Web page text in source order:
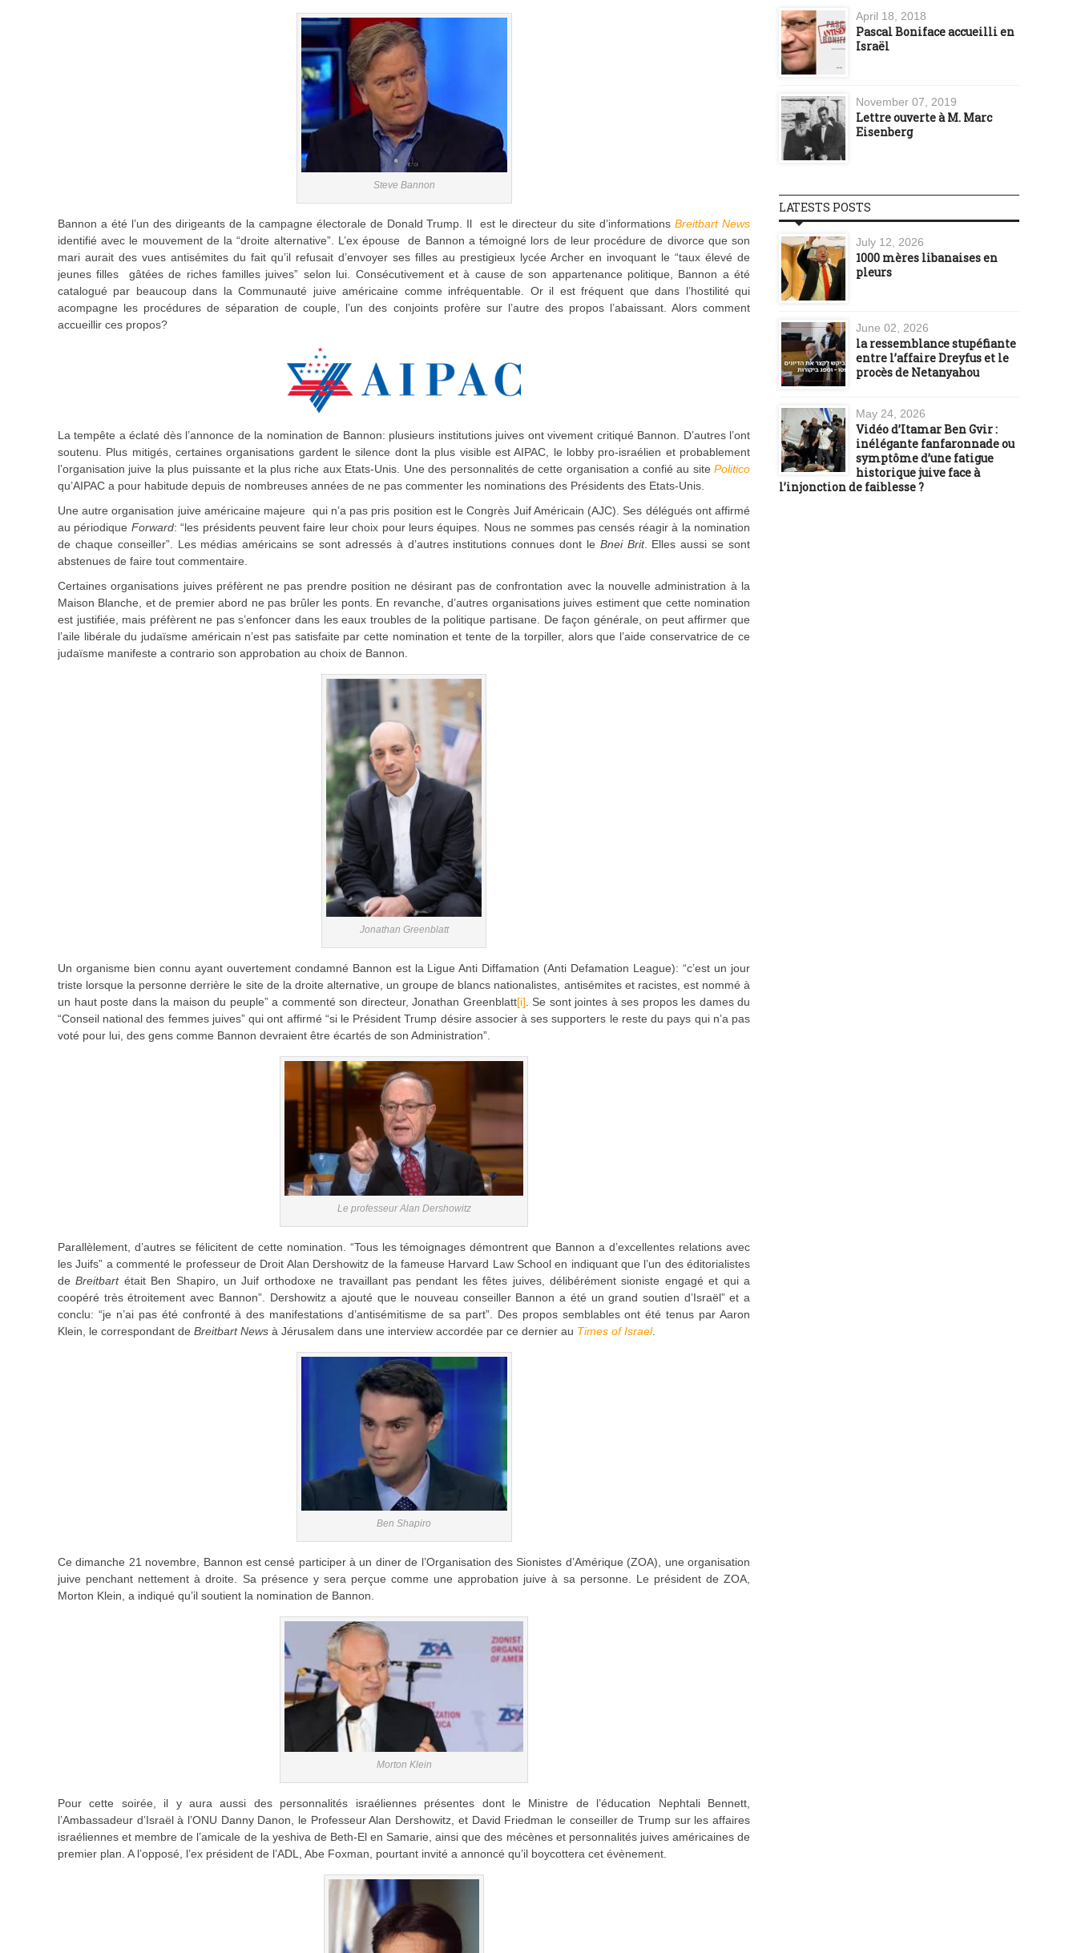
Steve Bannon
Bannon a été l’un des dirigeants de la campagne électorale de Donald Trump. Il est le directeur du site d’informationsBreitbart News
identifié avec le mouvement de la “droite alternative”. L’ex épouse de Bannon a témoigné lors de leur procédure de divorce que son
mari aurait des vues antisémites du fait qu’il refusait d’envoyer ses filles au prestigieux lycée Archer en invoquant le “taux élevé de
jeunes filles gâtées de riches familles juives” selon lui. Consécutivement et à cause de son appartenance politique, Bannon a été
catalogué par beaucoup dans la Communauté juive américaine comme infréquentable. Or il est fréquent que dans l’hostilité qui
acompagne les procédures de séparation de couple, l’un des conjoints profère sur l’autre des propos l’abaissant. Alors comment
accueillir ces propos?
La tempête a éclaté dès l’annonce de la nomination de Bannon: plusieurs institutions juives ont vivement critiqué Bannon. D’autres l’ont
soutenu. Plus mitigés, certaines organisations gardent le silence dont la plus visible est AIPAC, le lobby pro-israélien et probablement
l’organisation juive la plus puissante et la plus riche aux Etats-Unis. Une des personnalités de cette organisation a confié au site Politico
qu’AIPAC a pour habitude depuis de nombreuses années de ne pas commenter les nominations des Présidents des Etats-Unis.
Une autre organisation juive américaine majeure qui n’a pas pris position est le Congrès Juif Américain (AJC). Ses délégués ont affirmé
au périodique Forward: “les présidents peuvent faire leur choix pour leurs équipes. Nous ne sommes pas censés réagir à la nomination
de chaque conseiller”. Les médias américains se sont adressés à d’autres institutions connues dont le Bnei Brit. Elles aussi se sont
abstenues de faire tout commentaire.
Certaines organisations juives préfèrent ne pas prendre position ne désirant pas de confrontation avec la nouvelle administration à la
Maison Blanche, et de premier abord ne pas brûler les ponts. En revanche, d’autres organisations juives estiment que cette nomination
est justifiée, mais préfèrent ne pas s’enfoncer dans les eaux troubles de la politique partisane. De façon générale, on peut affirmer que
l’aile libérale du judaïsme américain n’est pas satisfaite par cette nomination et tente de la torpiller, alors que l’aide conservatrice de ce
judaïsme manifeste a contrario son approbation au choix de Bannon.
Jonathan Greenblatt
Un organisme bien connu ayant ouvertement condamné Bannon est la Ligue Anti Diffamation (Anti Defamation League): “c’est un jour
triste lorsque la personne derrière le site de la droite alternative, un groupe de blancs nationalistes, antisémites et racistes, est nommé à
un haut poste dans la maison du peuple” a commenté son directeur, Jonathan Greenblatt[i] . Se sont jointes à ses propos les dames du
“Conseil national des femmes juives” qui ont affirmé “si le Président Trump désire associer à ses supporters le reste du pays qui n’a pas
voté pour lui, des gens comme Bannon devraient être écartés de son Administration”.
Le professeur Alan Dershowitz
Parallèlement, d’autres se félicitent de cette nomination. “Tous les témoignages démontrent que Bannon a d’excellentes relations avec
les Juifs” a commenté le professeur de Droit Alan Dershowitz de la fameuse Harvard Law School en indiquant que l’un des éditorialistes
deBreitbart était Ben Shapiro, un Juif orthodoxe ne travaillant pas pendant les fêtes juives, délibérément sioniste engagé et qui a
coopéré très étroitement avec Bannon”. Dershowitz a ajouté que le nouveau conseiller Bannon a été un grand soutien d’Israël” et a
conclu: “je n’ai pas été confronté à des manifestations d’antisémitisme de sa part”. Des propos semblables ont été tenus par Aaron
Klein, le correspondant de Breitbart News à Jérusalem dans une interview accordée par ce dernier au Times of Israel.
Ben Shapiro
Ce dimanche 21 novembre, Bannon est censé participer à un diner de l’Organisation des Sionistes d’Amérique (ZOA), une organisation
juive penchant nettement à droite. Sa présence y sera perçue comme une approbation juive à sa personne. Le président de ZOA,
Morton Klein, a indiqué qu’il soutient la nomination de Bannon.
Morton Klein
Pour cette soirée, il y aura aussi des personnalités israéliennes présentes dont le Ministre de l’éducation Nephtali Bennett,
l’Ambassadeur d’Israël à l’ONU Danny Danon, le Professeur Alan Dershowitz, et David Friedman le conseiller de Trump sur les affaires
israéliennes et membre de l’amicale de la yeshiva de Beth-El en Samarie, ainsi que des mécènes et personnalités juives américaines de
premier plan. A l’opposé, l’ex président de l’ADL, Abe Foxman, pourtant invité a annoncé qu’il boycottera cet évènement.
April 18, 2018
Pascal Boniface accueilli en
Israël
November 07, 2019
Lettre ouverte à M. Marc
Eisenberg
LATESTS POSTS
July 12, 2026
1000 mères libanaises en
pleurs
June 02, 2026
la ressemblance stupéfiante
entre l’affaire Dreyfus et le
procès de Netanyahou
May 24, 2026
Vidéo d’Itamar Ben Gvir :
inélégante fanfaronnade ou
symptôme d’une fatigue
historique juive face à
l’injonction de faiblesse ?